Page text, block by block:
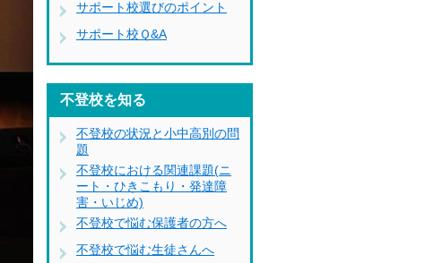
サポート校選びのポイント
サポート校Ｑ&A
不登校を知る
不登校の状況と小中高別の問
題
不登校における関連課題(ニ
ート・ひきこもり・発達障
害・いじめ)
不登校で悩む保護者の方へ
不登校で悩む生徒さんへ